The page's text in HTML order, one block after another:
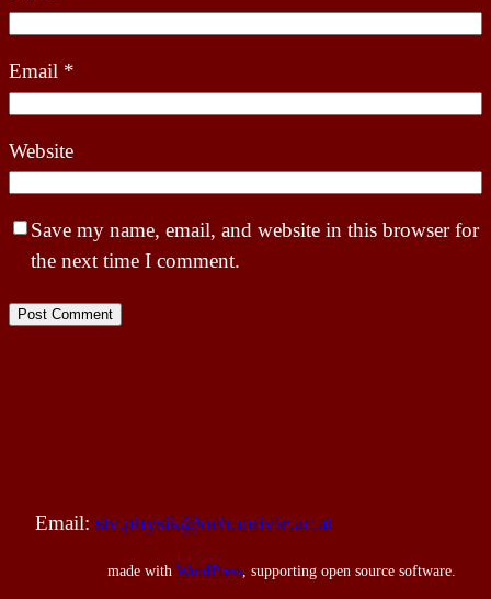
Email *
Website
Save my name, email, and website in this browser for
the next time I comment.
Email: stv.physik@oeh.univie.ac.at
made with WordPress, supporting open source software.